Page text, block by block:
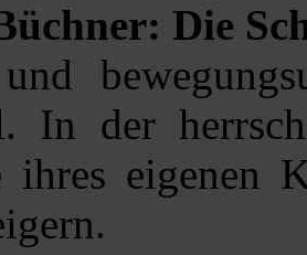
Die
und
In der
ihres